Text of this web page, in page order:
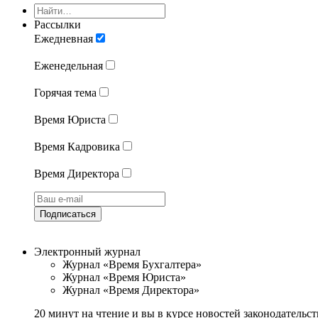
Рассылки
Ежедневная
Еженедельная
Горячая тема
Время Юриста
Время Кадровика
Время Директора
Подписаться
Электронный журнал
Журнал «Время Бухгалтера»
Журнал «Время Юриста»
Журнал «Время Директора»
20 минут на чтение и вы в курсе новостей